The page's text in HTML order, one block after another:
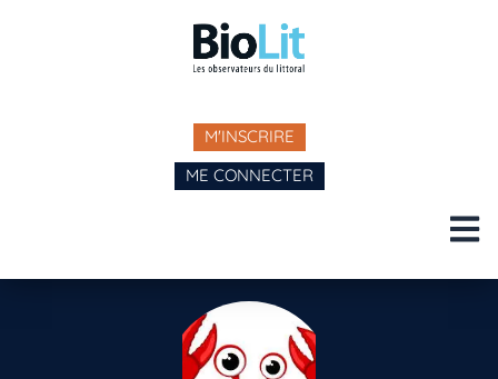
M'INSCRIRE
ME CONNECTER